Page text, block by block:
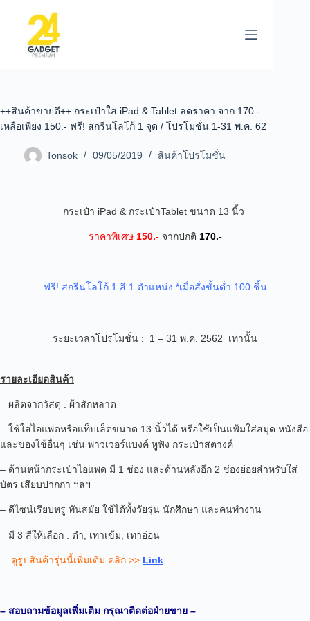
++สินค้าขายดี++ กระเป๋าใส่ iPad & Tablet ลดราคา จาก 170.-
เหลือเพียง 150.- ฟรี! สกรีนโลโก้ 1 จุด / โปรโมชั่น 1-31 พ.ค. 62
Tonsok 09/05/2019 สินค้าโปรโมชั่น
กระเป๋า iPad & กระเป๋าTablet ขนาด 13 นิ้ว
ราคาพิเศษ 150.-จากปกติ 170.-
ฟรี! สกรีนโลโก้ 1 สี 1 ตำแหน่ง *เมื่อสั่งขั้นต่ำ 100 ชิ้น
ระยะเวลาโปรโมชั่น : 1 – 31 พ.ค. 2562 เท่านั้น
รายละเอียดสินค้า
– ผลิตจากวัสดุ : ผ้าสักหลาด
– ใช้ใส่ไอแพดหรือแท็บเล็ตขนาด 13 นิ้วได้ หรือใช้เป็นแฟ้มใส่สมุด หนังสือ
และของใช้อื่นๆ เช่น พาวเวอร์แบงค์ หูฟัง กระเป๋าสตางค์
– ด้านหน้ากระเป๋าไอแพด มี 1 ช่อง และด้านหลังอีก 2 ช่องย่อยสำหรับใส่
บัตร เสียบปากกา ฯลฯ
– ดีไซน์เรียบหรู ทันสมัย ใช้ได้ทั้งวัยรุ่น นักศึกษา และคนทำงาน
– มี 3 สีให้เลือก : ดำ, เทาเข้ม, เทาอ่อน
– ดูรูปสินค้ารุ่นนี้เพิ่มเติม คลิก >> Link
– สอบถามข้อมูลเพิ่มเติม กรุณาติดต่อฝ่ายขาย –